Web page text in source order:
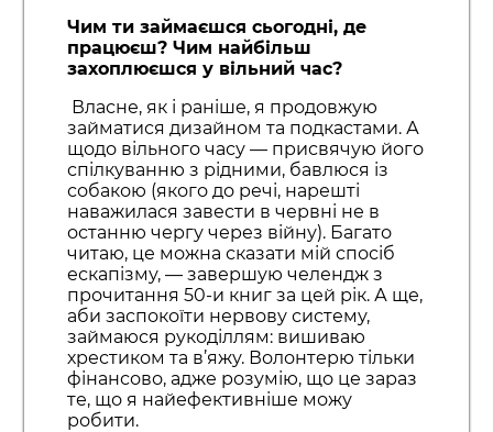
Чим ти займаєшся сьогодні, де
працюєш? Чим найбільш
захоплюєшся у вільний час?
Власне, як і раніше, я продовжую
займатися дизайном та подкастами. А
щодо вільного часу — присвячую його
спілкуванню з рідними, бавлюся із
собакою (якого до речі, нарешті
наважилася завести в червні не в
останню чергу через війну). Багато
читаю, це можна сказати мій спосіб
ескапізму, — завершую челендж з
прочитання 50-и книг за цей рік. А ще,
аби заспокоїти нервову систему,
займаюся рукоділлям: вишиваю
хрестиком та в’яжу. Волонтерю тільки
фінансово, адже розумію, що це зараз
те, що я найефективніше можу
робити.